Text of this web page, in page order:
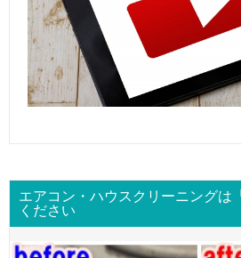
エアコン・ハウスクリーニングは
ください